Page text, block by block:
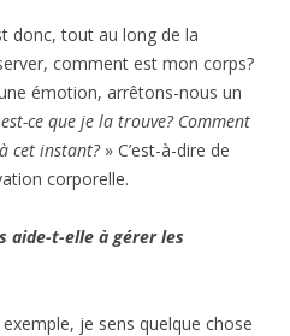
donc, tout au long de la
comment est mon corps?
émotion, arrêtons-nous un
ce que je la trouve? Comment
cet instant?» C’est-à-dire de
corporelle.
aide-t-elle à gérer les
je sens quelque chose